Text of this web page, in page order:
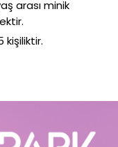
arası minik
kişiliktir.